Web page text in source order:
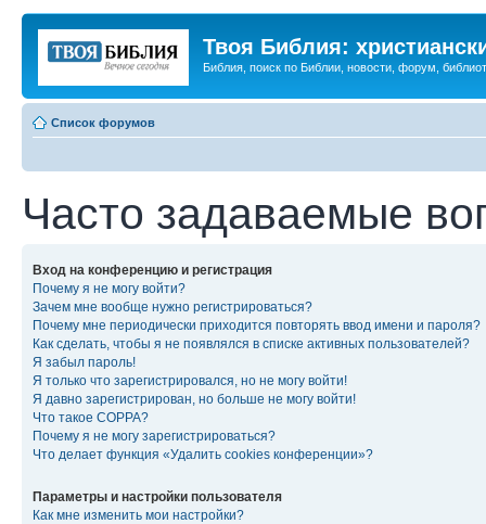
Твоя Библия:
Библия, поиск по Библии, новости, форум,
Список форумов
Часто задаваемые
Вход на конференцию и регистрация
Почему я не могу войти?
Зачем мне вообще нужно регистрироваться?
Почему мне периодически приходится повторять ввод имени и пароля?
Как сделать, чтобы я не появлялся в списке активных пользователей?
Я забыл пароль!
Я только что зарегистрировался, но не могу войти!
Я давно зарегистрирован, но больше не могу войти!
Что такое COPPA?
Почему я не могу зарегистрироваться?
Что делает функция «Удалить cookies конференции»?
Параметры и настройки пользователя
Как мне изменить мои настройки?